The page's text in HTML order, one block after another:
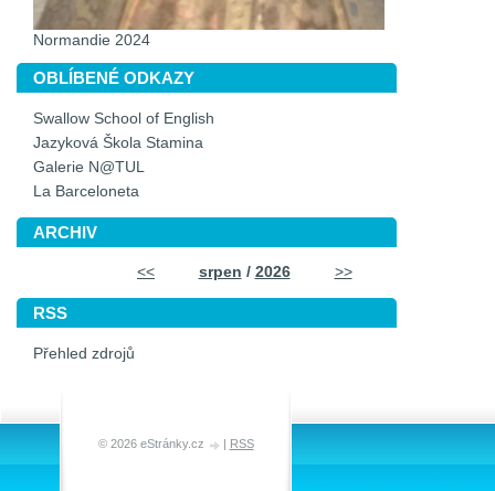
Normandie 2024
OBLÍBENÉ ODKAZY
Swallow School of English
Jazyková Škola Stamina
Galerie N@TUL
La Barceloneta
ARCHIV
<< srpen / 2026 >>
RSS
Přehled zdrojů
© 2026 eStránky.cz | RSS